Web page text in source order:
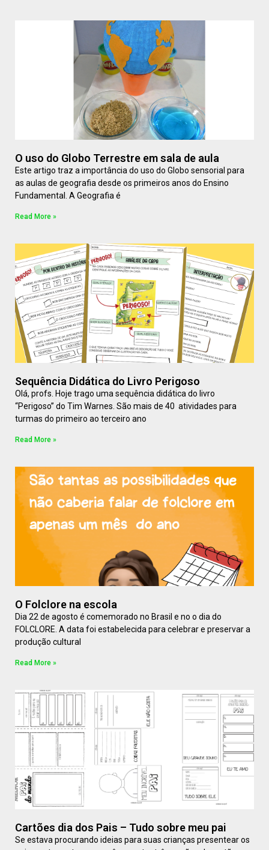
O uso do Globo Terrestre em sala de aula
Este artigo traz a importância do uso do Globo sensorial para
as aulas de geografia desde os primeiros anos do Ensino
Fundamental. A Geografia é
Read More »
Sequência Didática do Livro Perigoso
Olá, profs. Hoje trago uma sequência didática do livro
“Perigoso” do Tim Warnes. São mais de 40 atividades para
turmas do primeiro ao terceiro ano
Read More »
O Folclore na escola
Dia 22 de agosto é comemorado no Brasil e no o dia do
FOLCLORE. A data foi estabelecida para celebrar e preservar a
produção cultural
Read More »
Cartões dia dos Pais – Tudo sobre meu pai
Se estava procurando ideias para suas crianças presentear os